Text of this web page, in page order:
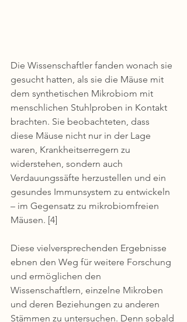
Die Wissenschaftler fanden wonach sie
gesucht hatten, als sie die Mäuse mit
dem synthetischen Mikrobiom mit
menschlichen Stuhlproben in Kontakt
brachten. Sie beobachteten, dass
diese Mäuse nicht nur in der Lage
waren, Krankheitserregern zu
widerstehen, sondern auch
Verdauungssäfte herzustellen und ein
gesundes Immunsystem zu entwickeln
– im Gegensatz zu mikrobiomfreien
Mäusen. [4]
Diese vielversprechenden Ergebnisse
ebnen den Weg für weitere Forschung
und ermöglichen den
Wissenschaftlern, einzelne Mikroben
und deren Beziehungen zu anderen
Stämmen zu untersuchen. Denn sobald